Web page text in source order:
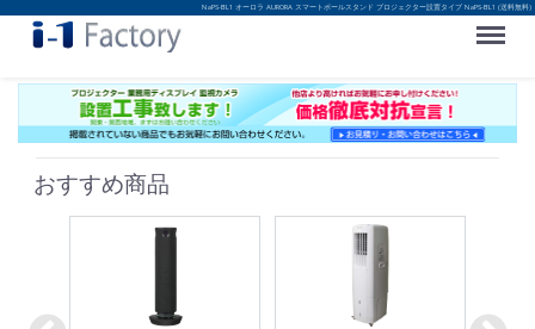
NaPS-BL1 オーロラ AURORA スマートポールスタンド プロジェクター設置タイプ NaPS-BL1 (送料無料)
Menu
おすすめ商品